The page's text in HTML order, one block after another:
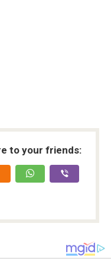
to your friends: